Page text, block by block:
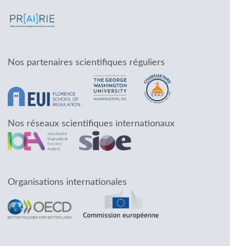
Nos partenaires scientifiques réguliers
Nos réseaux scientifiques internationaux
Organisations internationales